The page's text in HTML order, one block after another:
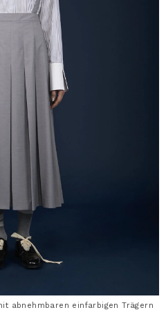
abnehmbaren einfarbigen Trägern